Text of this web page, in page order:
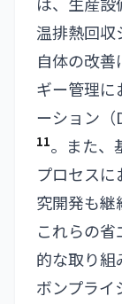
温排熱回収
自体の改
ギー管理に
ーション（
11。また、
プロセス
究開発も継
これらの
的な取り組
ボンプラ